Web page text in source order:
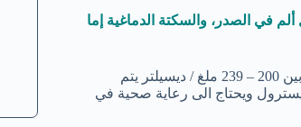
في الصدر، والسكتة الدماغية إما
مستويات الكوليسترول الطبيعية في الدم يجب أن تظل أقل من 200 ملغ / ديسيلتر، وإذا كانت بين 200 – 239 ملغ / ديسيلتر يتم
ارتفاع في الكوليسترول ويحتاج الى رعاية صحية في